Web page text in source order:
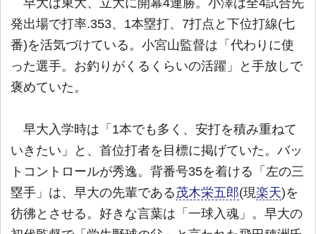
発出場で打率.353、1本塁打、7打点と下位打線(七
番)を活気づけている。小宮山監督は「代わりに使
った選手。お釣りがくるくらいの活躍」と手放しで
褒めていた。
早大入学時は「1本でも多く、安打を積み重ねて
いきたい」と、首位打者を目標に掲げていた。バッ
トコントロールが秀逸。背番号35を着ける「左の三
塁手」は、早大の先輩である茂木栄五郎(現楽天)を
彷彿とさせる。好きな言葉は「一球入魂」。早大の